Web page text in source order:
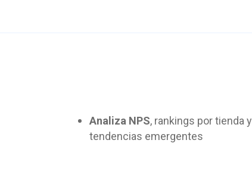
Analiza NPS, rankings por tienda y
tendencias emergentes